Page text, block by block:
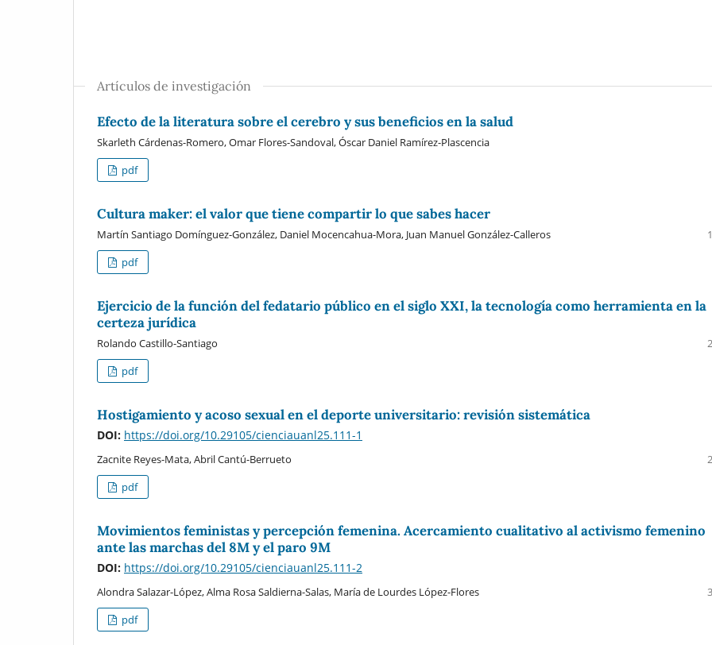
Artículos de investigación
Efecto de la literatura sobre el cerebro y sus beneficios en la salud
Skarleth Cárdenas-Romero, Omar Flores-Sandoval, Óscar Daniel Ramírez-Plascencia
pdf
Cultura maker: el valor que tiene compartir lo que sabes hacer
Martín Santiago Domínguez-González, Daniel Mocencahua-Mora, Juan Manuel González-Calleros
pdf
Ejercicio de la función del fedatario público en el siglo XXI, la tecnología como herramienta en la
certeza jurídica
Rolando Castillo-Santiago
pdf
Hostigamiento y acoso sexual en el deporte universitario: revisión sistemática
DOI: https://doi.org/10.29105/cienciauanl25.111-1
Zacnite Reyes-Mata, Abril Cantú-Berrueto
pdf
Movimientos feministas y percepción femenina. Acercamiento cualitativo al activismo femenino
ante las marchas del 8M y el paro 9M
DOI: https://doi.org/10.29105/cienciauanl25.111-2
Alondra Salazar-López, Alma Rosa Saldierna-Salas, María de Lourdes López-Flores
pdf